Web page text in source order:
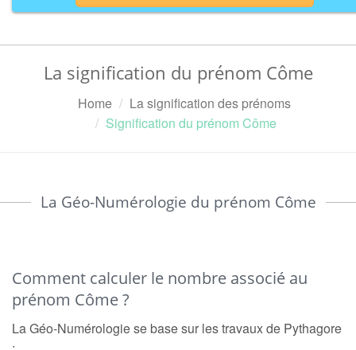
La signification du prénom Côme
Home
La signification des prénoms
Signification du prénom Côme
La Géo-Numérologie du prénom Côme
Comment calculer le nombre associé au
prénom Côme ?
La Géo-Numérologie se base sur les travaux de Pythagore